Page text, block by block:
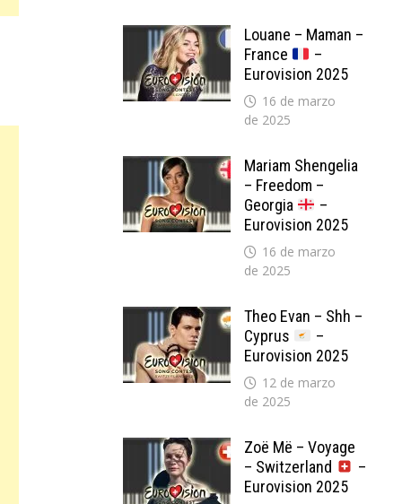
Louane – Maman –
France
–
Eurovision 2025
16 de marzo
de 2025
Mariam Shengelia
– Freedom –
Georgia
–
Eurovision 2025
16 de marzo
de 2025
Theo Evan – Shh –
Cyprus
–
Eurovision 2025
12 de marzo
de 2025
Zoë Më – Voyage
– Switzerland
–
Eurovision 2025